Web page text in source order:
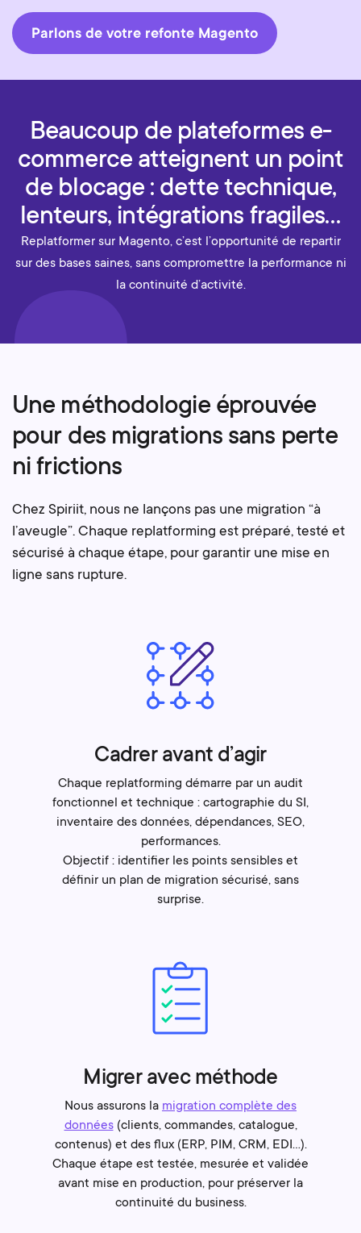
Parlons de votre refonte Magento
Beaucoup de plateformes e-
commerce atteignent un point
de blocage : dette technique,
lenteurs, intégrations fragiles…
Replatformer sur Magento, c’est l’opportunité de repartir
sur des bases saines, sans compromettre la performance ni
la continuité d’activité.
Une méthodologie éprouvée
pour des migrations sans perte
ni frictions
Chez Spiriit, nous ne lançons pas une migration “à
l’aveugle”. Chaque replatforming est préparé, testé et
sécurisé à chaque étape, pour garantir une mise en
ligne sans rupture.
Cadrer avant d’agir
Chaque replatforming démarre par un audit
fonctionnel et technique : cartographie du SI,
inventaire des données, dépendances, SEO,
performances.
Objectif : identifier les points sensibles et
définir un plan de migration sécurisé, sans
surprise.
Migrer avec méthode
Nous assurons la migration complète des
données(clients, commandes, catalogue,
contenus) et des flux (ERP, PIM, CRM, EDI…).
Chaque étape est testée, mesurée et validée
avant mise en production, pour préserver la
continuité du business.